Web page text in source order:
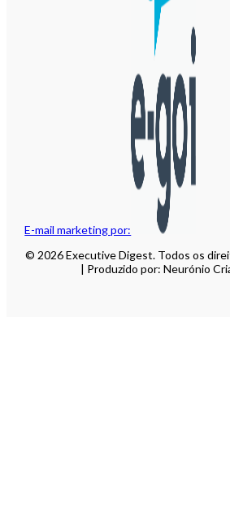
E-mail marketing por:
© 2026 Executive Digest. Todos os
| Produzido por: Neurónio